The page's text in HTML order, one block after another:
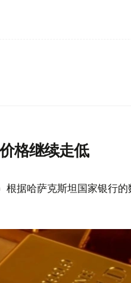
格继续走低
根据哈萨克斯坦国家银行